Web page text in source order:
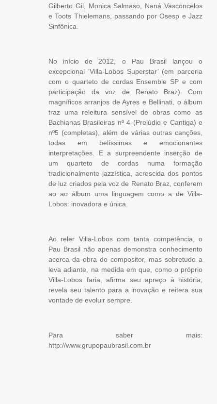
Gilberto Gil, Monica Salmaso, Naná Vasconcelos
e Toots Thielemans, passando por Osesp e Jazz
Sinfônica.
No início de 2012, o Pau Brasil lançou o
excepcional ‘Villa-Lobos Superstar’ (em parceria
com o quarteto de cordas Ensemble SP e com
participação da voz de Renato Braz). Com
magníficos arranjos de Ayres e Bellinati, o álbum
traz uma releitura sensível de obras como as
Bachianas Brasileiras nº 4 (Prelúdio e Cantiga) e
nº5 (completas), além de várias outras canções,
todas em belíssimas e emocionantes
interpretações. E a surpreendente inserção de
um quarteto de cordas numa formação
tradicionalmente jazzística, acrescida dos pontos
de luz criados pela voz de Renato Braz, conferem
ao ao álbum uma linguagem como a de Villa-
Lobos: inovadora e única.
Ao reler Villa-Lobos com tanta competência, o
Pau Brasil não apenas demonstra conhecimento
acerca da obra do compositor, mas sobretudo a
leva adiante, na medida em que, como o próprio
Villa-Lobos faria, afirma seu apreço à história,
revela seu talento para a inovação e reitera sua
vontade de evoluir sempre.
Para saber mais:
http://www.grupopaubrasil.com.br